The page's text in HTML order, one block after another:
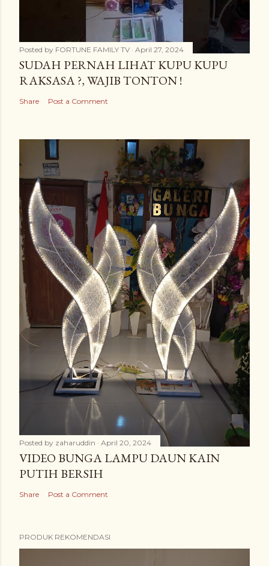
Posted by FORTUNE FAMILY TV April 27, 2024
SUDAH PERNAH LIHAT KUPU KUPU
RAKSASA ?, WAJIB TONTON !
Share Post a Comment
Posted by zaharuddin April 20, 2024
VIDEO BUNGA LAMPU DAUN KAIN
PUTIH BERSIH
Share Post a Comment
PRODUK REKOMENDASI